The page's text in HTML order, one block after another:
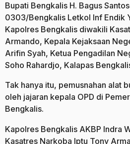
Bupati Bengkalis H. Bagus
0303/Bengkalis Letkol Inf Endik
Kapolres Bengkalis diwakili
Armando, Kepala Kejaksaan
Arifin Syah, Ketua Pengadilan
Soho Rahardjo, Kalapas
Tak hanya itu, pemusnahan alat
oleh jajaran kepala OPD di
Bengkalis.
Kapolres Bengkalis AKBP Indra
Kasatres Narkoba Iptu Tony